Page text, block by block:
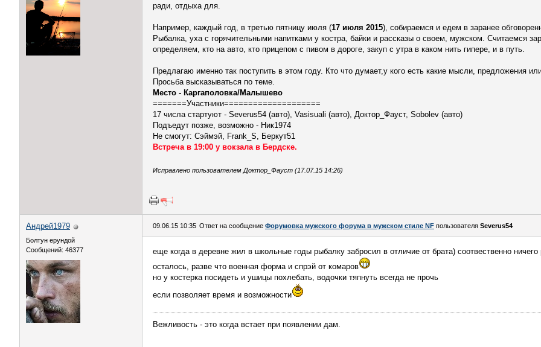
ради, отдыха для.
Например, каждый год, в третью пятницу июля (17 июля 2015), собираемся и едем в заранее
Рыбалка, уха с горячительными напитками у костра, байки и рассказы о своем, мужском. Считаемся
определяем, кто на авто, кто прицепом с пивом в дороге, закуп с утра в каком нить гипере, и в путь.
Предлагаю именно так поступить в этом году. Кто что думает,у кого есть какие мысли, предложения
Просьба высказываться по теме.
Место - Каргаполовка/Малышево
=======Участники====================
17 числа стартуют - Severus54 (авто), Vasisuali (авто), Доктор_Фауст, Sobolev (авто)
Подъедут позже, возможно - Ник1974
Не смогут: Сэймэй, Frank_S, Беркут51
Встреча в 19:00 у вокзала в Бердске.
Исправлено пользователем Доктор_Фауст (17.07.15 14:26)
Андрей1979
Болтун ерундой
Сообщений: 46377
09.06.15 10:35 Ответ на сообщение Форумовка мужского форума в мужском стиле NF пользователя Severus54
еще когда в деревне жил в школьные годы рыбалку забросил в отличие от брата) соотвественно
осталось, разве что военная форма и спрэй от комаров
но у костерка посидеть и ушицы похлебать, водочки тяпнуть всегда не прочь
если позволяет время и возможности
Вежливость - это когда встает при появлении дам.